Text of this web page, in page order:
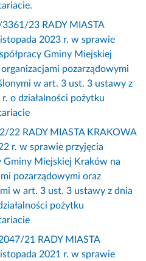
23 RADY MIASTA
2023 r. w sprawie
Gminy Miejskiej
pozarządowymi
w art. 3 ust. 3 ustawy z
o działalności pożytku
22 RADY MIASTA KRAKOWA
r. w sprawie przyjęcia
Gminy Miejskiej Kraków na
pozarządowymi oraz
w art. 3 ust. 3 ustawy z dnia
pożytku
21 RADY MIASTA
2021 r. w sprawie